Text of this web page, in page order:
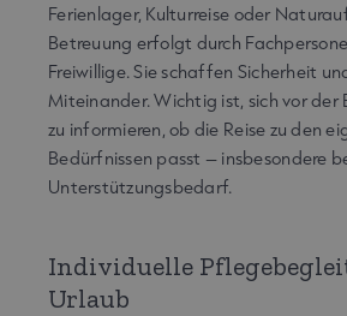
Ferienlager, Kulturreise oder
Betreuung erfolgt durch
Freiwillige. Sie schaffen Sicherheit
Miteinander. Wichtig ist, sich vor der
zu informieren, ob die Reise zu den
Bedürfnissen passt – insbesondere
Unterstützungsbedarf.
Individuelle
Urlaub